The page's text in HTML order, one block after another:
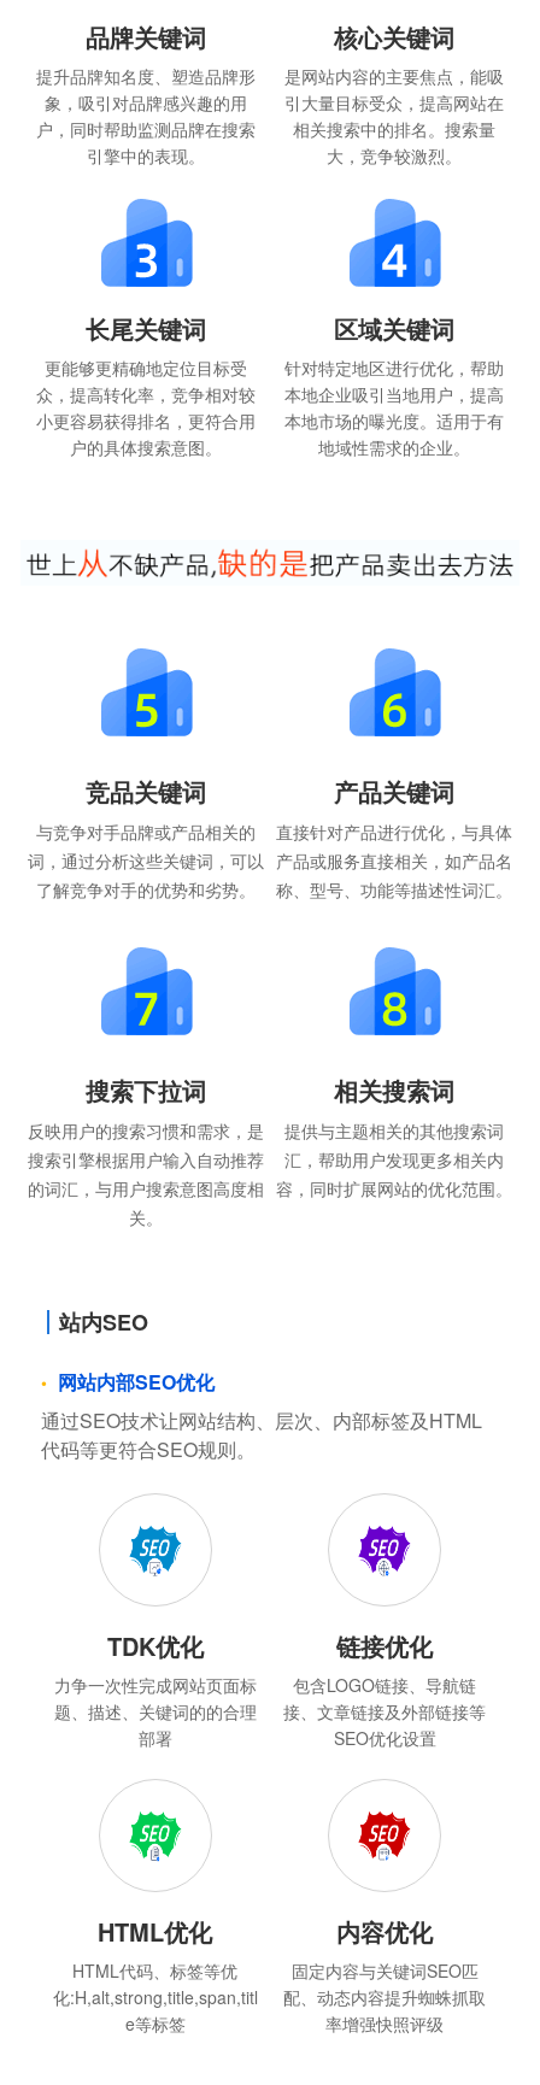
品牌关键词
提升品牌知名度、塑造品牌形
象，吸引对品牌感兴趣的用
户，同时帮助监测品牌在搜索
引擎中的表现。
核心关键词
是网站内容的主要焦点，能吸
引大量目标受众，提高网站在
相关搜索中的排名。搜索量
大，竞争较激烈。
长尾关键词
更能够更精确地定位目标受
众，提高转化率，竞争相对较
小更容易获得排名，更符合用
户的具体搜索意图。
区域关键词
针对特定地区进行优化，帮助
本地企业吸引当地用户，提高
本地市场的曝光度。适用于有
地域性需求的企业。
竞品关键词
与竞争对手品牌或产品相关的
词，通过分析这些关键词，可以
了解竞争对手的优势和劣势。
产品关键词
直接针对产品进行优化，与具体
产品或服务直接相关，如产品名
称、型号、功能等描述性词汇。
搜索下拉词
反映用户的搜索习惯和需求，是
搜索引擎根据用户输入自动推荐
的词汇，与用户搜索意图高度相
关。
相关搜索词
提供与主题相关的其他搜索词
汇，帮助用户发现更多相关内
容，同时扩展网站的优化范围。
站内SEO
网站内部SEO优化
通过SEO技术让网站结构、层次、内部标签及HTML
代码等更符合SEO规则。
TDK优化
力争一次性完成网站页面标
题、描述、关键词的的合理
部署
链接优化
包含LOGO链接、导航链
接、文章链接及外部链接等
SEO优化设置
HTML优化
HTML代码、标签等优
化:H,alt,strong,title,span,titl
e等标签
内容优化
固定内容与关键词SEO匹
配、动态内容提升蜘蛛抓取
率增强快照评级